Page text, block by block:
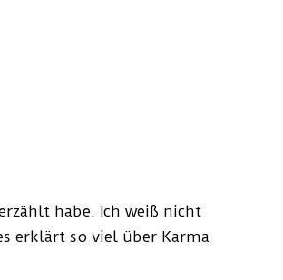
habe. Ich weiß nicht
erklärt so viel über Karma